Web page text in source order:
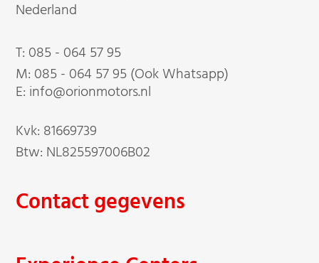
Nederland
T: 085 - 064 57 95
M: 085 - 064 57 95 (Ook Whatsapp)
E: info@orionmotors.nl
Kvk: 81669739
Btw: NL825597006B02
Contact gegevens